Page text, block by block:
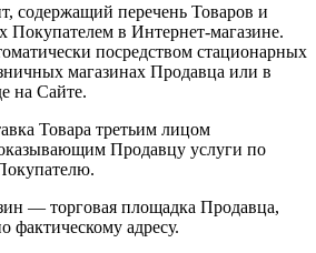
содержащий перечень Товаров и
Покупателем в Интернет-магазине.
посредством стационарных
магазинах Продавца или в
на Сайте.
Товара третьим лицом
Продавцу услуги по
— торговая площадка Продавца,
фактическому адресу.